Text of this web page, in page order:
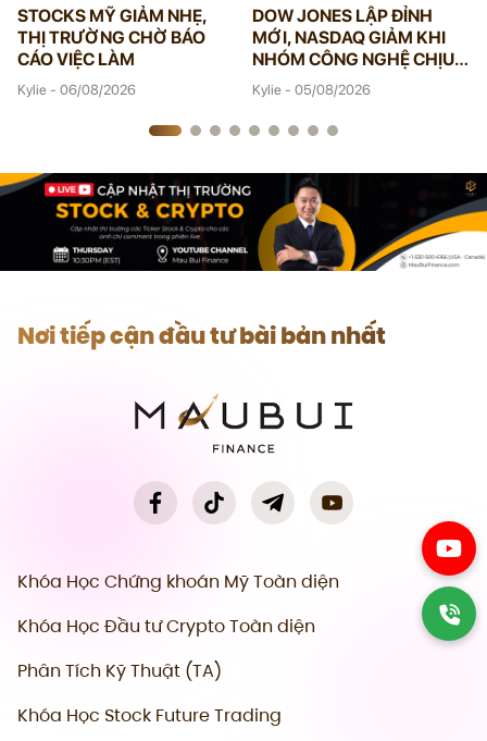
STOCKS MỸ GIẢM NHẸ,
THỊ TRƯỜNG CHỜ BÁO
CÁO VIỆC LÀM
Kylie - 06/08/2026
DOW JONES LẬP ĐỈNH
MỚI, NASDAQ GIẢM KHI
NHÓM CÔNG NGHỆ CHỊU
ÁP LỰC
Kylie - 05/08/2026
Nơi tiếp cận đầu tư bài bản nhất
Khóa Học Chứng khoán Mỹ Toàn diện
Khóa Học Đầu tư Crypto Toàn diện
Phân Tích Kỹ Thuật (TA)
Khóa Học Stock Future Trading